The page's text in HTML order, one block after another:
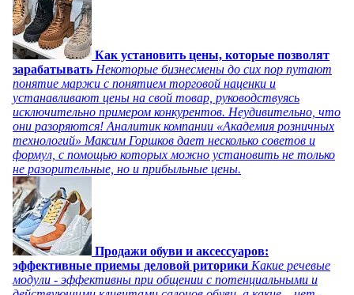
Как установить цены, которые позволят
зарабатывать Некоторые бизнесмены до сих пор путают
понятие маржи с понятием торговой наценки и
устанавливают цены на свой товар, руководствуясь
исключительно примером конкурентов. Неудивительно, что
они разоряются! Аналитик компании «Академия розничных
технологий» Максим Горшков дает несколько советов и
формул, с помощью которых можно установить не только
не разорительные, но и прибыльные цены.
Продажи обуви и аксессуаров:
эффективные приемы деловой риторики Какие речевые
модули - эффективны при общении с потенциальными и